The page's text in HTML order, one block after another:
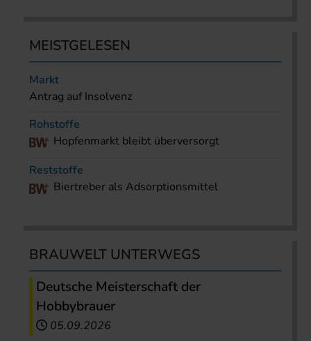
MEISTGELESEN
Markt
Antrag auf Insolvenz
Rohstoffe
Hopfenmarkt bleibt überversorgt
Reststoffe
Biertreber als Adsorptionsmittel
BRAUWELT UNTERWEGS
Deutsche Meisterschaft der
Hobbybrauer
05.09.2026